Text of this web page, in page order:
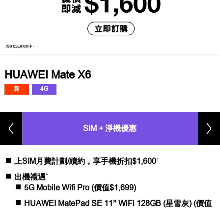
HUAWEI Mate X6
新 4G
SIM + 淨機優惠
上SIM月費計劃/續約，享手機折扣$1,6001
出機禮遇^
5G Mobile Wifi Pro (價值$1,699)
HUAWEI MatePad SE 11” WiFi 128GB (星雪灰) (價值